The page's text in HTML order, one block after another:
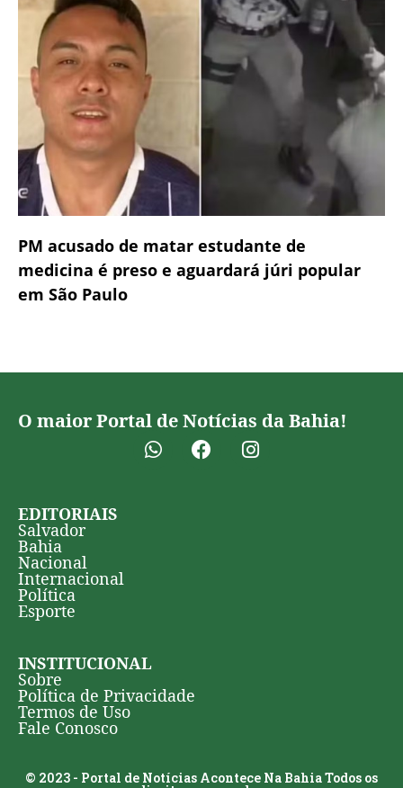
PM acusado de matar estudante de
medicina é preso e aguardará júri popular
em São Paulo
O maior Portal de Notícias da Bahia!
EDITORIAIS
Salvador
Bahia
Nacional
Internacional
Política
Esporte
INSTITUCIONAL
Sobre
Política de Privacidade
Termos de Uso
Fale Conosco
© 2023 - Portal de Notícias Acontece Na Bahia Todos os